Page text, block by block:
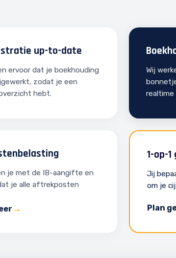
up-to-date
ervoor dat je boekhouding
zodat je een
hebt.
Wij
realtime
je met de IB-aangifte en
je alle aftrekposten
1-op-
Jij
om je
Plan